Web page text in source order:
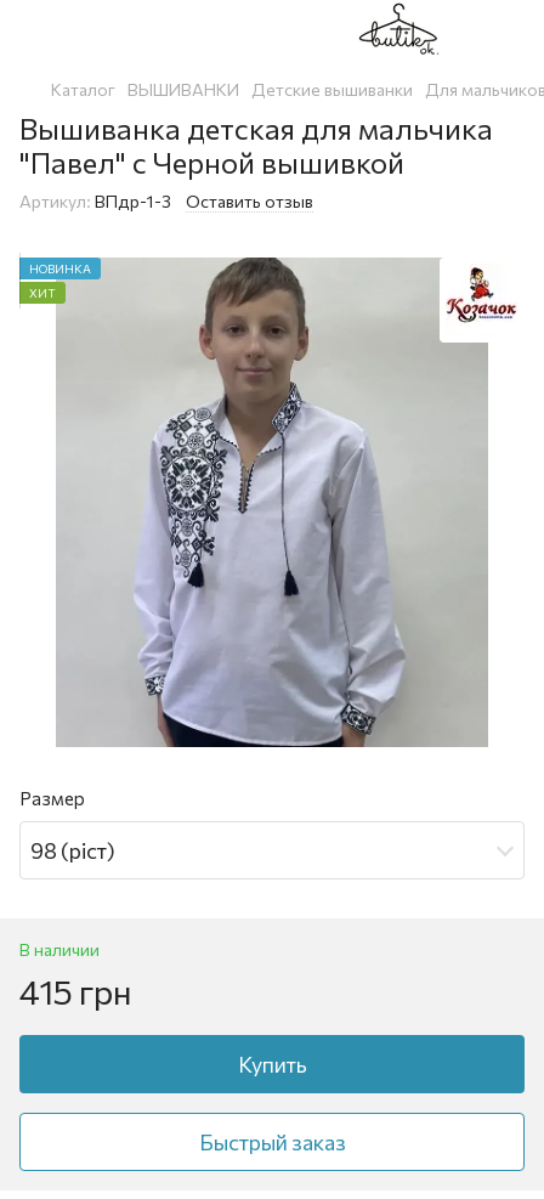
Каталог ВЫШИВАНКИ Детские вышиванки Для
Вышиванка детская для мальчика
"Павел" с Черной вышивкой
Артикул: ВПдр-1-3 Оставить отзыв
НОВИНКА
ХИТ
Размер
98 (ріст)
В наличии
415 грн
Купить
Быстрый заказ